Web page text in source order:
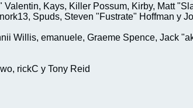
Kays, Killer Possum, Kirby, Matt
Spuds, Steven "Fustrate" Hoffman y
Willis, emanuele, Graeme Spence, Jack
rickC y Tony Reid